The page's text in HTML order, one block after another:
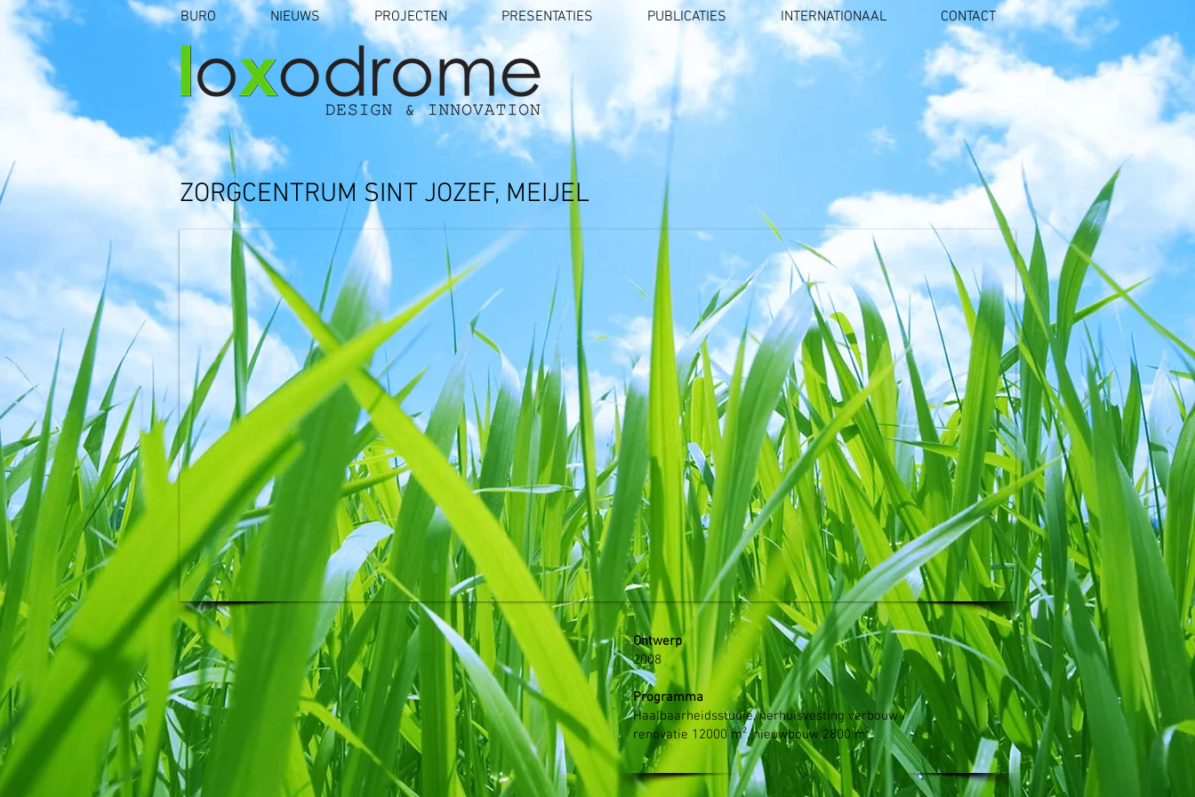
BURO NIEUWS PROJECTEN PRESENTATIES PUBLICATIES INTERNATIONAAL CONTACT
ZORGCENTRUM SINT JOZEF, MEIJEL
Ontwerp
2008
Programma
Haalbaarheidsstudie, herhuisvesting verbouw /
renovatie 12000 m², nieuwbouw 2800 m²